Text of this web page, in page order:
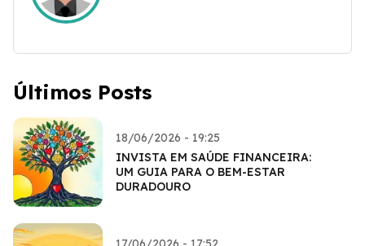
Últimos Posts
18/06/2026 - 19:25
INVISTA EM SAÚDE FINANCEIRA:
UM GUIA PARA O BEM-ESTAR
DURADOURO